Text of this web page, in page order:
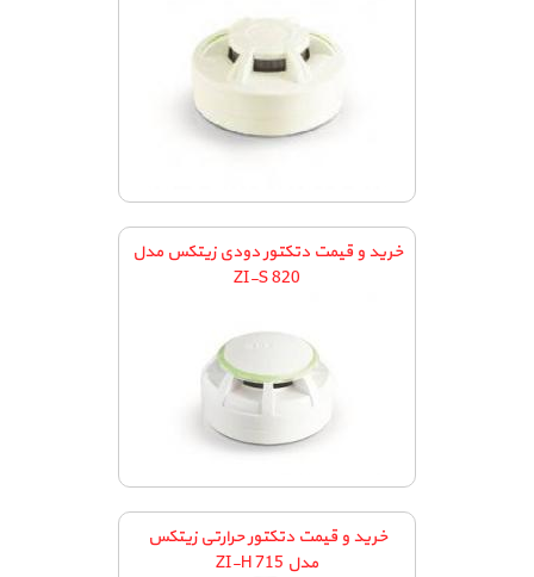
خرید و قیمت دتکتور دودی زیتکس مدل
ZI-S 820
خرید و قیمت دتکتور حرارتی زیتکس
مدل ZI-H 715